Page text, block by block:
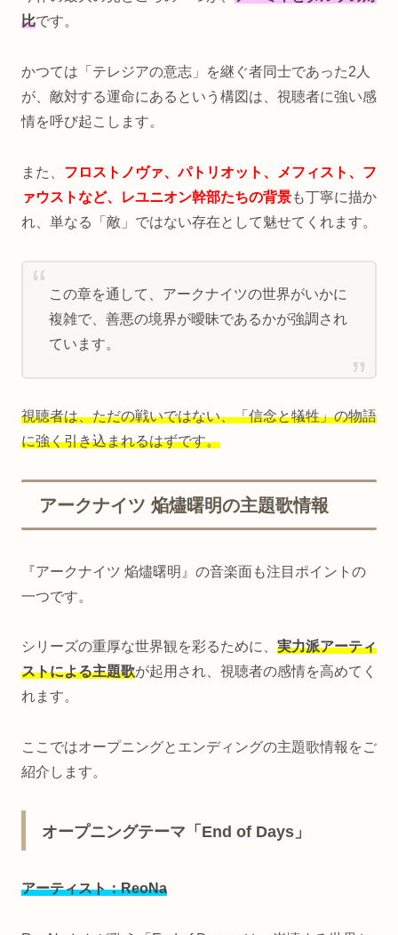
比です。
かつては「テレジアの意志」を継ぐ者同士であった2人
が、敵対する運命にあるという構図は、視聴者に強い感
情を呼び起こします。
また、 フロストノヴァ、パトリオット、メフィスト、フ
ァウストなど、レユニオン幹部たちの背景も丁寧に描か
れ、単なる「敵」ではない存在として魅せてくれます。
この章を通して、アークナイツの世界がいかに
複雑で、善悪の境界が曖昧であるかが強調され
ています。
視聴者は、ただの戦いではない、「信念と犠牲」の物語
に強く引き込まれるはずです。
アークナイツ 焔燼曙明の主題歌情報
『アークナイツ 焔燼曙明』の音楽面も注目ポイントの
一つです。
シリーズの重厚な世界観を彩るために、 実力派アーティ
ストによる主題歌が起用され、視聴者の感情を高めてく
れます。
ここではオープニングとエンディングの主題歌情報をご
紹介します。
オープニングテーマ「End of Days」
アーティスト：ReoNa